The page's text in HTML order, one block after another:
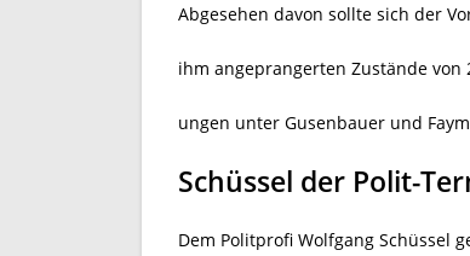
Abgesehen davon sollte sich der
ihm angeprangerten Zustände von
ungen unter Gusenbauer und
Schüssel der Polit-
Dem Politprofi Wolfgang Schüssel